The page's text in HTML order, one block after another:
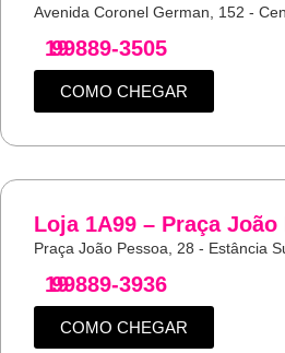
Avenida Coronel German, 152 -
19
99889-3505
COMO CHEGAR
Loja 1A99 – Praça João
Praça João Pessoa, 28 - Estância
19
99889-3936
COMO CHEGAR